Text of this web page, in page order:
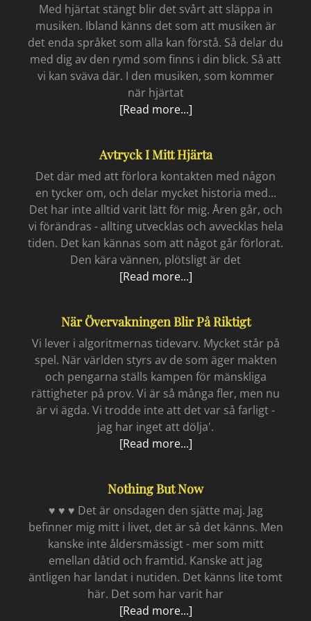
Med hjärtat stängt blir det svårt att släppa in
musiken. Ibland känns det som att musiken är
det enda språket som alla kan förstå. Så delar du
med dig av den rymd som finns i din blick. Så att
vi kan sväva där. I den musiken, som kommer
när hjärtat
[Read more...]Tillbaka
Avtryck I Mitt Hjärta
Det där med att förlora kontakten med någon
en tycker om, och delar mycket historia med...
Det har inte alltid varit lätt för mig. Åren går, och
vi förändras - allting utvecklas och avvecklas hela
tiden. Det kan kännas som att något går förlorat.
Den kära vännen, plötsligt är det
[Read more...]Avtryck
hjärta
När Övervakningen Blir På Riktigt
Vi lever i algoritmernas tidevarv. Mycket står på
spel. När världen styrs av de som äger makten
och pengarna ställs kampen för mänskliga
rättigheter på prov. Vi är så många fler, men nu
är vi ägda. Vi trodde inte att det var så farligt -
jag har inget att dölja'.
[Read more...]När
på
riktigt
Nothing But Now
♥ ♥ ♥ Det är onsdagen den sjätte maj. Jag
befinner mig mitt i livet, det är så det känns. Men
kanske inte åldersmässigt - mer som mitt
emellan dåtid och framtid. Kanske att jag
äntligen har landat i nutiden. Det känns lite tomt
här. Det som har varit har
[Read more...]Nothing